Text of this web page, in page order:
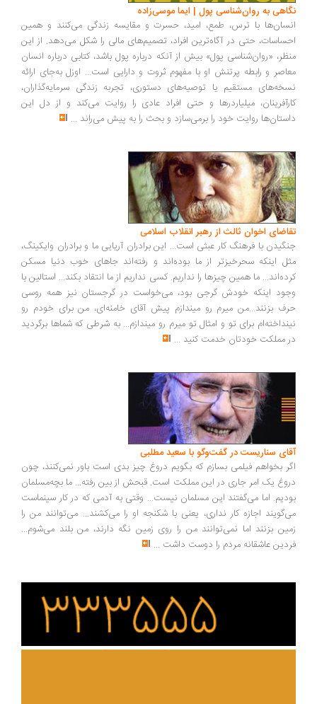
به روان‌شناسی پول | ایما موسی‌زاده
با ترس، طمع، امید، حسرت و مقایسه زندگی می‌کنند و همین
حتی در آگاه‌ترین افراد، تصمیم‌های مالی را شکل می‌دهد. از این
«روان‌شناسی پول» بیش از آنکه درباره پول باشد، کتابی درباره انسان
و رابطه پرتنش او با مفهوم ثروت و دارایی است... اوزل به‌جای ارائه
مستقیم یا توصیه‌های دستوری، تجربه زندگی سرمایه‌گذاران،
میلیاردرها و حتی افراد عادی را روایت می‌کند و از دل این
روایت خود را برمی‌سازد و بحث را به پیش می‌راند...
اخوان ثالث از رهبر انقلاب اسلامی
با فرهنگ کار عبثی است... این برادران آریایی ما و برادران وایکینگ،
اینکه سحرخیزتر از ما بوده‌اند و رفته‌اند جاهای خوب دنیا مسکن
ما همین چیزها را نداریم. کسی نداریم از ما انتقاد بکند... استالین با
اینکه خودش گرجی بود، می‌خواست در گرجستان نیز همه روسی
بزنند...من میرم رو میندازم پیش آقای خامنه‌ای، من برای خودم رو
برای تو و امثال تو میرم رو میندازم... به شرطی که شماها برگردید
مملکت خودتان خدمت کنید...
سناریست در گفت‌وگو با سعید مطلبی
بخواهم فیلمی بسازم که بگویم دروغ چیز بدی است باور نمی‌کنند، چون
یک امر جاری در این مملکت است. قبحش از بین رفته... ما بچه‌مسلمان
اما می‌گفتند این مسلمان نیست... وقتی به آدمی که در کار سینماست
اجازه کار نداری، یعنی با شکنجه او را می‌کشند... می‌توانند من را
بزنند اما نمی‌توانند من را روی زمین نگه دارند، من بلند می‌شوم...
عاشقانه مردم را دوست داشت ...